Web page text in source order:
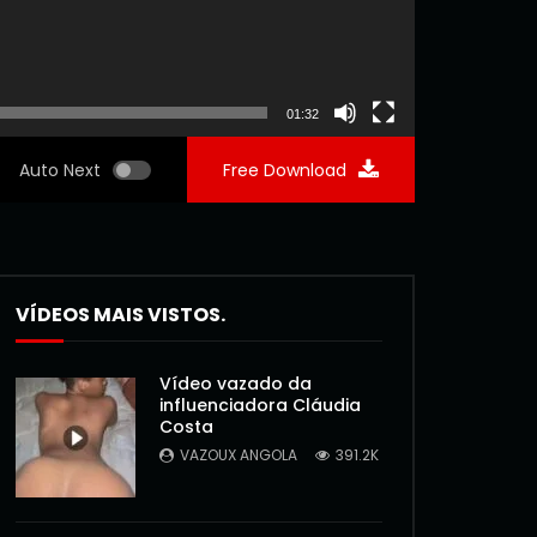
01:32
Auto Next Free Download
VÍDEOS MAIS VISTOS.
Vídeo vazado da
influenciadora Cláudia
Costa
VAZOUX ANGOLA 391.2K